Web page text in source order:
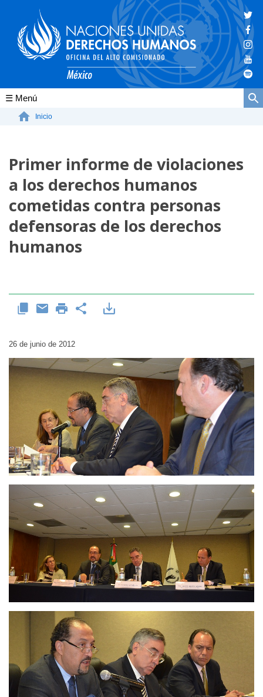
Conócenos
La ONU-DH en México
Vacantes ONU-DH México
ONU-DH en el tiempo
Inicio
Primer informe de violaciones
a los derechos humanos
cometidas contra personas
defensoras de los derechos
humanos
26 de junio de 2012